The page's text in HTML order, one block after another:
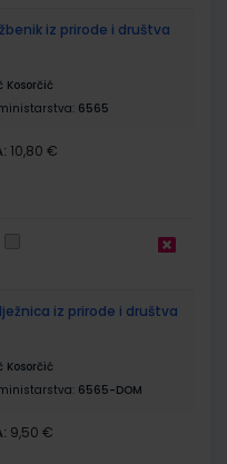
iz prirode i društva
6565
10,80 €
iz prirode i društva
6565-DOM
9,50 €